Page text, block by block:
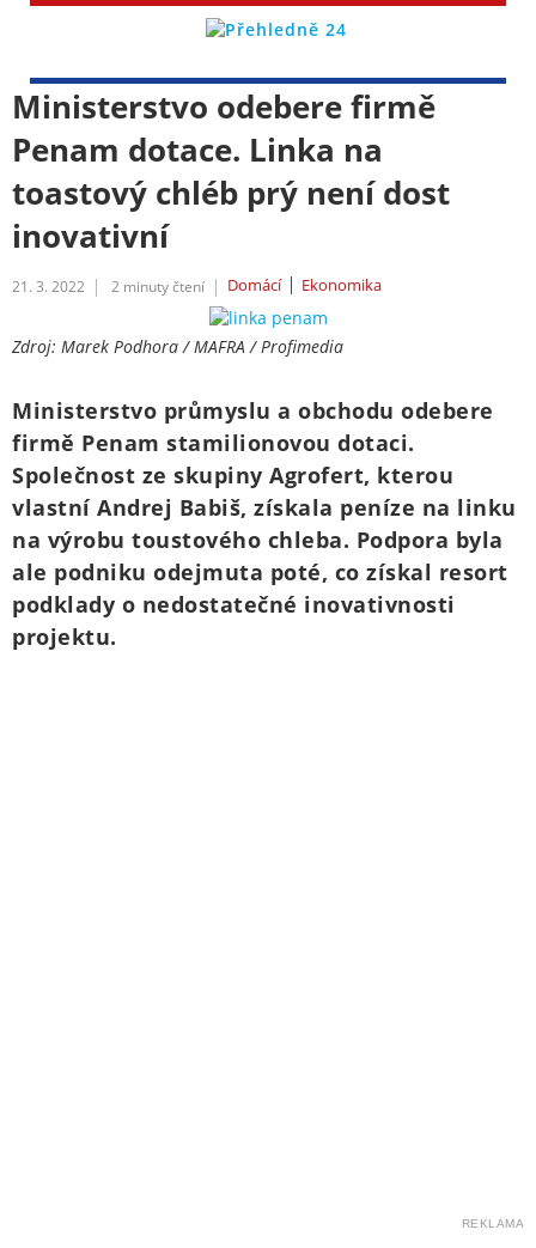
Ministerstvo odebere firmě
Penam dotace. Linka na
toastový chléb prý není dost
inovativní
21. 3. 2022 2 minuty čtení Domácí Ekonomika
Zdroj: Marek Podhora / MAFRA / Profimedia
Ministerstvo průmyslu a obchodu odebere
firmě Penam stamilionovou dotaci.
Společnost ze skupiny Agrofert, kterou
vlastní Andrej Babiš, získala peníze na linku
na výrobu toustového chleba. Podpora byla
ale podniku odejmuta poté, co získal resort
podklady o nedostatečné inovativnosti
projektu.
REKLAMA